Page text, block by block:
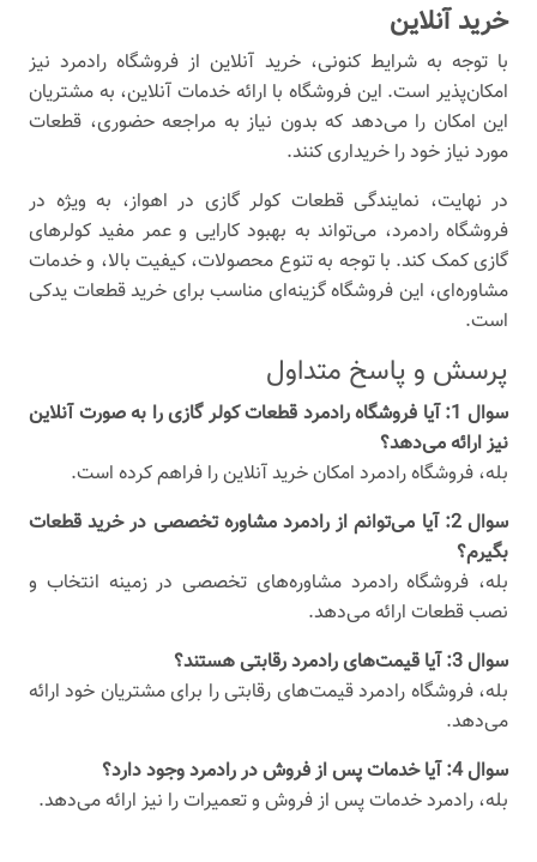
خرید آنلاین
با توجه به شرایط کنونی، خرید آنلاین از فروشگاه رادمرد نیز
امکان‌پذیر است. این فروشگاه با ارائه خدمات آنلاین، به مشتریان
این امکان را می‌دهد که بدون نیاز به مراجعه حضوری، قطعات
مورد نیاز خود را خریداری کنند.
در نهایت، نمایندگی قطعات کولر گازی در اهواز، به ویژه در
فروشگاه رادمرد، می‌تواند به بهبود کارایی و عمر مفید کولرهای
گازی کمک کند. با توجه به تنوع محصولات، کیفیت بالا، و خدمات
مشاوره‌ای، این فروشگاه گزینه‌ای مناسب برای خرید قطعات یدکی
است.
پرسش و پاسخ متداول
سوال 1: آیا فروشگاه رادمرد قطعات کولر گازی را به صورت آنلاین
نیز ارائه می‌دهد؟
بله، فروشگاه رادمرد امکان خرید آنلاین را فراهم کرده است.
سوال 2: آیا می‌توانم از رادمرد مشاوره تخصصی در خرید قطعات
بگیرم؟
بله، فروشگاه رادمرد مشاوره‌های تخصصی در زمینه انتخاب و
نصب قطعات ارائه می‌دهد.
سوال 3: آیا قیمت‌های رادمرد رقابتی هستند؟
بله، فروشگاه رادمرد قیمت‌های رقابتی را برای مشتریان خود ارائه
می‌دهد.
سوال 4: آیا خدمات پس از فروش در رادمرد وجود دارد؟
بله، رادمرد خدمات پس از فروش و تعمیرات را نیز ارائه می‌دهد.